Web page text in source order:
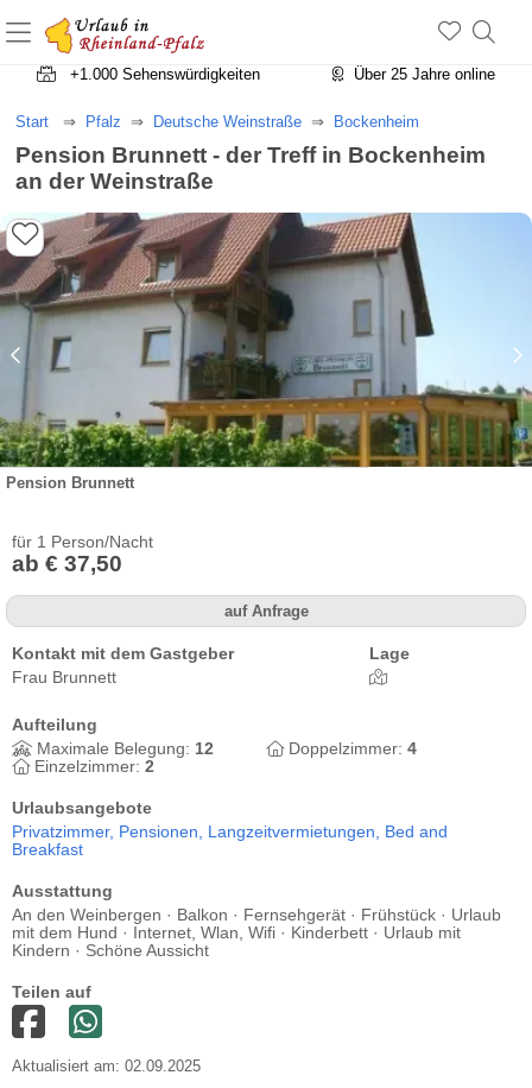
+1.500 Unterkünfte in Rheinland-Pfalz
+1.000 Sehenswürdigkeiten
Über 25 Jahre online
Start Pfalz Deutsche Weinstraße Bockenheim
Pension Brunnett - der Treff in Bockenheim
an der Weinstraße
Pension Brunnett
für 1 Person/Nacht
ab € 37,50
auf Anfrage
Kontakt mit dem Gastgeber
Frau Brunnett
Lage
Aufteilung
Maximale Belegung: 12 Doppelzimmer: 4
Einzelzimmer: 2
Urlaubsangebote
Privatzimmer, Pensionen, Langzeitvermietungen, Bed and
Breakfast
Ausstattung
An den Weinbergen · Balkon · Fernsehgerät · Frühstück · Urlaub
mit dem Hund · Internet, Wlan, Wifi · Kinderbett · Urlaub mit
Kindern · Schöne Aussicht
Teilen auf
Aktualisiert am: 02.09.2025